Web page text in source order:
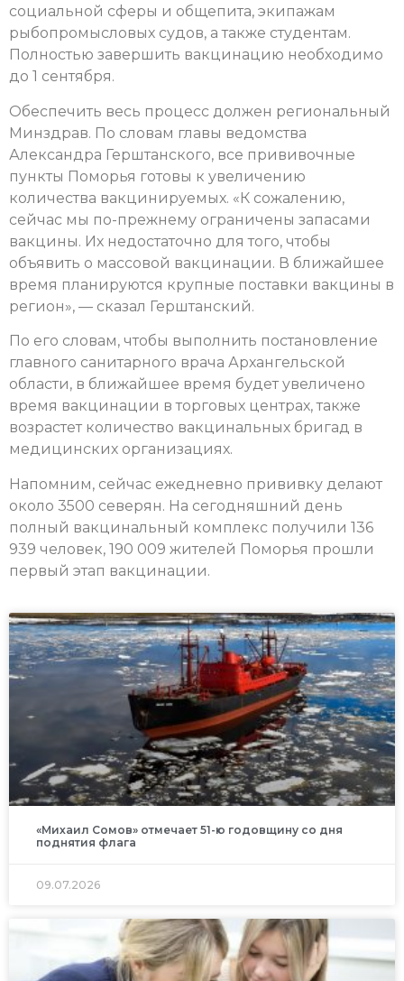
социальной сферы и общепита, экипажам
рыбопромысловых судов, а также студентам.
Полностью завершить вакцинацию необходимо
до 1 сентября.
Обеспечить весь процесс должен региональный
Минздрав. По словам главы ведомства
Александра Герштанского, все прививочные
пункты Поморья готовы к увеличению
количества вакцинируемых. «К сожалению,
сейчас мы по-прежнему ограничены запасами
вакцины. Их недостаточно для того, чтобы
объявить о массовой вакцинации. В ближайшее
время планируются крупные поставки вакцины в
регион», — сказал Герштанский.
По его словам, чтобы выполнить постановление
главного санитарного врача Архангельской
области, в ближайшее время будет увеличено
время вакцинации в торговых центрах, также
возрастет количество вакцинальных бригад в
медицинских организациях.
Напомним, сейчас ежедневно прививку делают
около 3500 северян. На сегодняшний день
полный вакцинальный комплекс получили 136
939 человек, 190 009 жителей Поморья прошли
первый этап вакцинации.
«Михаил Сомов» отмечает 51-ю годовщину со дня
поднятия флага
09.07.2026